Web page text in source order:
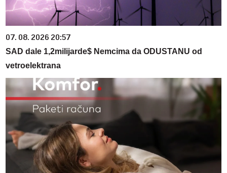
07. 08. 2026 20:57
SAD dale 1,2milijarde$ Nemcima da ODUSTANU od
vetroelektrana